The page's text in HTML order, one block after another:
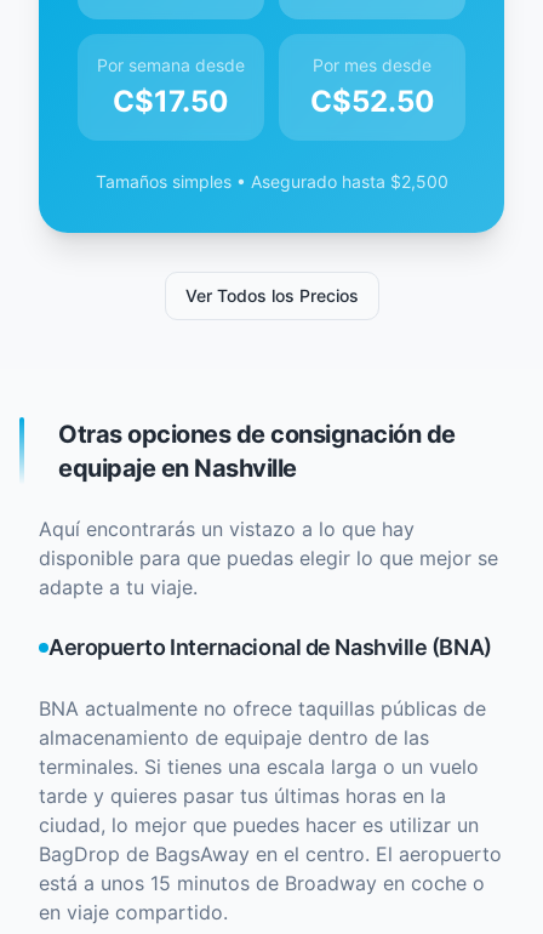
Por semana desde
C$17.50
Por mes desde
C$52.50
Tamaños simples • Asegurado hasta $2,500
Ver Todos los Precios
Otras opciones de consignación de
equipaje en Nashville
Aquí encontrarás un vistazo a lo que hay
disponible para que puedas elegir lo que mejor se
adapte a tu viaje.
Aeropuerto Internacional de Nashville (BNA)
BNA actualmente no ofrece taquillas públicas de
almacenamiento de equipaje dentro de las
terminales. Si tienes una escala larga o un vuelo
tarde y quieres pasar tus últimas horas en la
ciudad, lo mejor que puedes hacer es utilizar un
BagDrop de BagsAway en el centro. El aeropuerto
está a unos 15 minutos de Broadway en coche o
en viaje compartido.